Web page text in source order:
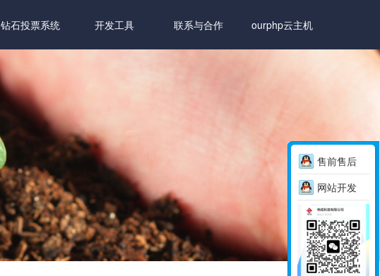
钻石投票系统 开发工具 联系与合作 ourphp云主机
售前售后
网站开发